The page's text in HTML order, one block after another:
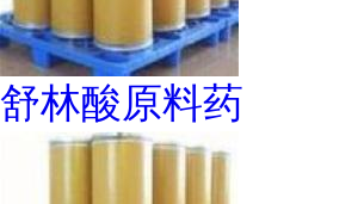
舒林酸原料药